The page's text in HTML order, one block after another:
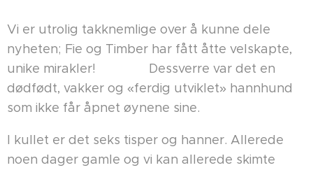
Vi er utrolig takknemlige over å kunne dele
nyheten; Fie og Timber har fått åtte velskapte,
unike mirakler! 🥹💕💙 Dessverre var det en
dødfødt, vakker og «ferdig utviklet» hannhund
som ikke får åpnet øynene sine. 👼
I kullet er det seks tisper og hanner. Allerede
noen dager gamle og vi kan allerede skimte